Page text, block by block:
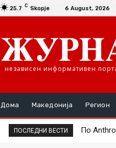
25.7 C Skopje 6 August, 2026
независен информативен
Дома Македонија Регион
ПОСЛЕДНИ ВЕСТИ ПоGoogle